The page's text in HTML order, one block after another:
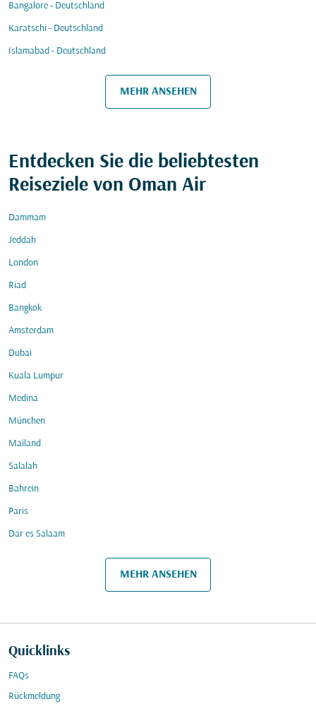
Bangalore - Deutschland
Karatschi - Deutschland
Islamabad - Deutschland
MEHR ANSEHEN
Entdecken Sie die beliebtesten
Reiseziele von Oman Air
Dammam
Jeddah
London
Riad
Bangkok
Amsterdam
Dubai
Kuala Lumpur
Medina
München
Mailand
Salalah
Bahrein
Paris
Dar es Salaam
MEHR ANSEHEN
Quicklinks
FAQs
Rückmeldung